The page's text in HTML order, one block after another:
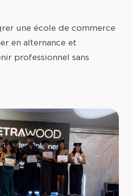
une école de commerce
en alternance et
professionnel sans